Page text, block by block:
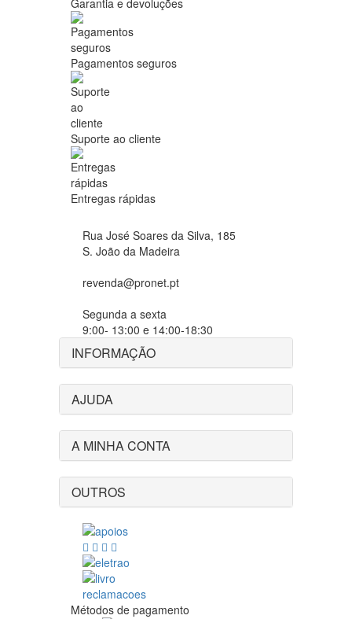
Garantia e devoluções
Pagamentos seguros
Suporte ao cliente
Entregas rápidas
Rua José Soares da Silva, 185
S. João da Madeira
revenda@pronet.pt
Segunda a sexta
9:00- 13:00 e 14:00-18:30
INFORMAÇÃO
AJUDA
A MINHA CONTA
OUTROS
Métodos de pagamento